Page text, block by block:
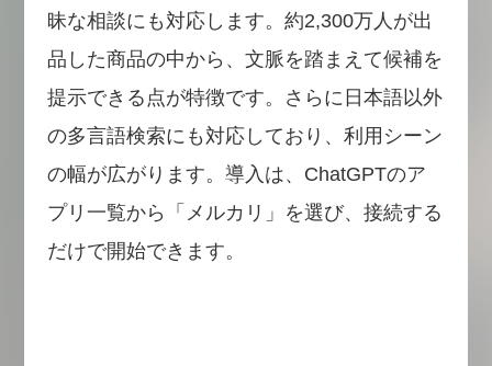
昧な相談にも対応します。約2,300万人が出
品した商品の中から、文脈を踏まえて候補を
提示できる点が特徴です。さらに日本語以外
の多言語検索にも対応しており、利用シーン
の幅が広がります。導入は、ChatGPTのア
プリ一覧から「メルカリ」を選び、接続する
だけで開始できます。